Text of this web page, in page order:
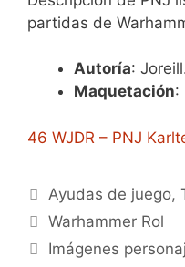
partidas de
Autoría:
Maquetación:
46 WJDR – PNJ
Categorías
Ayudas de juego,
Etiquetas
Warhammer Rol
Imágenes